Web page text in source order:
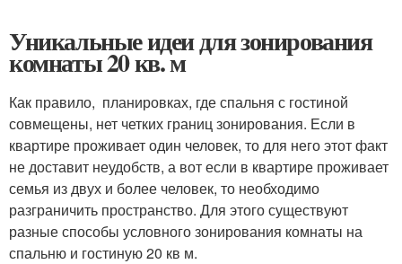
Уникальные идеи для зонирования
комнаты 20 кв. м
Как правило, планировках, где спальня с гостиной
совмещены, нет четких границ зонирования. Если в
квартире проживает один человек, то для него этот факт
не доставит неудобств, а вот если в квартире проживает
семья из двух и более человек, то необходимо
разграничить пространство. Для этого существуют
разные способы условного зонирования комнаты на
спальню и гостиную 20 кв м.